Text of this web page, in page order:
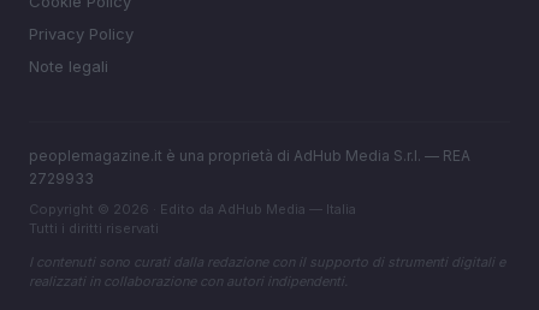
Privacy Policy
Note legali
peoplemagazine.it è una proprietà di AdHub Media S.r.l. — REA
2729933
Copyright © 2026 · Edito da AdHub Media — Italia
Tutti i diritti riservati
I contenuti sono curati dalla redazione con il supporto di strumenti digitali e
realizzati in collaborazione con autori indipendenti.